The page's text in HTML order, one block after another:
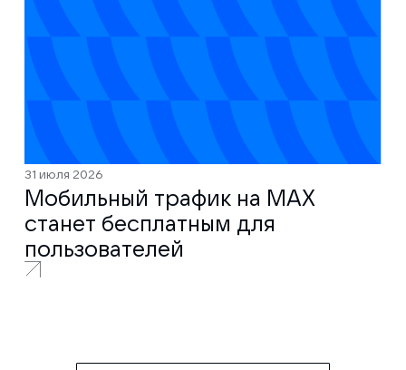
31 июля 2026
Мобильный трафик на MAX
станет бесплатным для
пользователей